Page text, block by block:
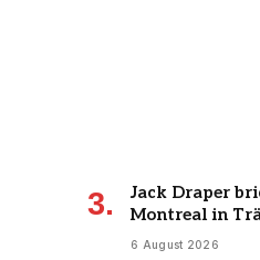
Jack Draper
Montreal in
6 August 2026